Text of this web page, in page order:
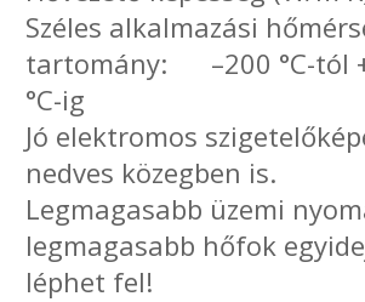
Széles alkalmazási
tartomány: –200 °C-tól
°C-ig
Jó elektromos
nedves közegben is.
Legmagasabb üzemi
legmagasabb hőfok
léphet fel!